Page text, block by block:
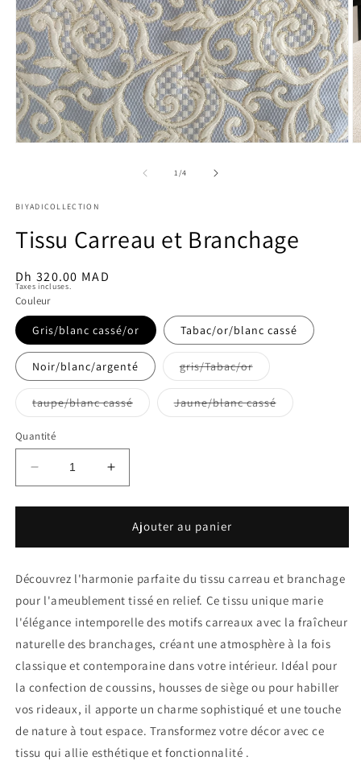
une
modale
1/de
4
BIYADICOLLECTION
Tissu Carreau et Branchage
Prix
habituel
Dh 320.00 MAD
Taxes incluses.
Couleur
Gris/blanc cassé/or Tabac/or/blanc cassé
Noir/blanc/argenté gris/Tabac/orVariante
épuisée
ou
indisponible
taupe/blanc casséVariante
épuisée
Jaune/blanc casséVariante
épuisée
Quantité
Réduire
la
quantité
et
Branchage
Augmenter
la
quantité
et
Branchage
Ajouter au panier
Découvrez l'harmonie parfaite du tissu carreau et branchage
pour l'ameublement tissé en relief. Ce tissu unique marie
l'élégance intemporelle des motifs carreaux avec la fraîcheur
naturelle des branchages, créant une atmosphère à la fois
classique et contemporaine dans votre intérieur. Idéal pour
la confection de coussins, housses de siège ou pour habiller
vos rideaux, il apporte un charme sophistiqué et une touche
de nature à tout espace. Transformez votre décor avec ce
tissu qui allie esthétique et fonctionnalité .